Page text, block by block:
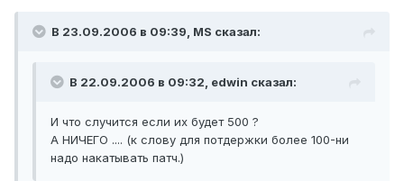
В 23.09.2006 в 09:39, MS сказал:
В 22.09.2006 в 09:32, edwin сказал:
И что случится если их будет 500 ?
А НИЧЕГО .... (к слову для потдержки более 100-ни
надо накатывать патч.)